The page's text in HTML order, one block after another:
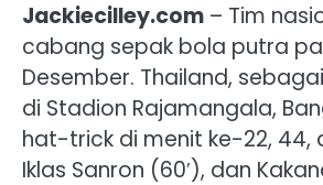
Jackiecilley.com – Tim
cabang sepak bola putra
Desember. Thailand,
di Stadion Rajamangala,
hat-trick di menit ke-22, 44,
Iklas Sanron (60′), dan